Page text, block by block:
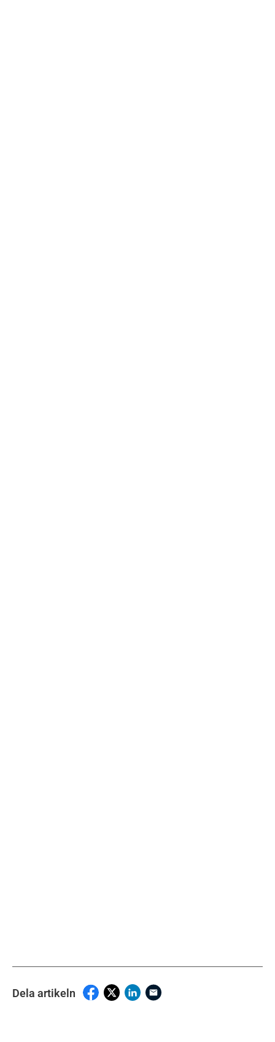
Dela artikeln